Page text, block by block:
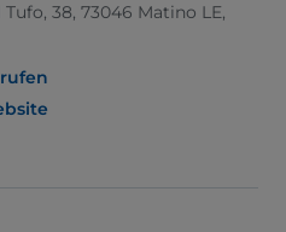
Tufo, 38, 73046 Matino LE,